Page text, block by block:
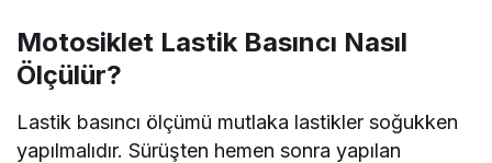
Motosiklet Lastik Basıncı Nasıl
Ölçülür?
Lastik basıncı ölçümü mutlaka lastikler soğukken
yapılmalıdır. Sürüşten hemen sonra yapılan